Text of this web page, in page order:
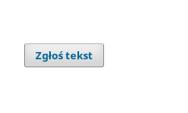
Zgłoś tekst